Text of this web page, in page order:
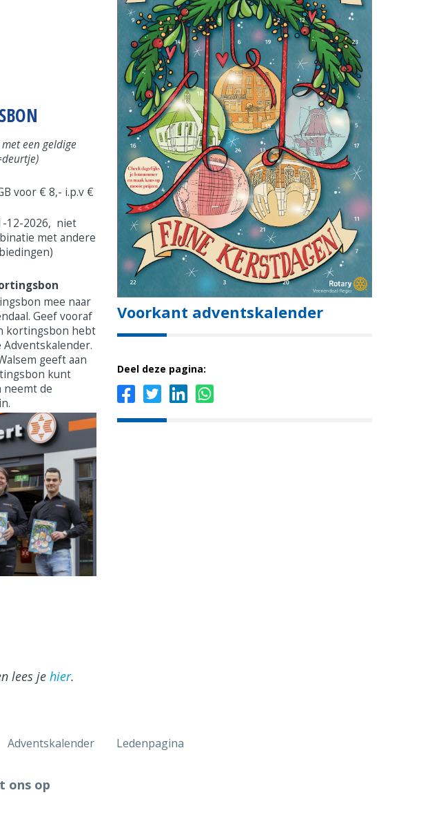
een geldige
voor € 8,- i.p.v €
12-2026, niet
met andere
mee naar
Geef vooraf
kortingsbon hebt
Adventskalender.
geeft aan
kunt
neemt de
lees je hier.
Voorkant adventskalender
Deel deze pagina:
Adventskalender Ledenpagina
ons op